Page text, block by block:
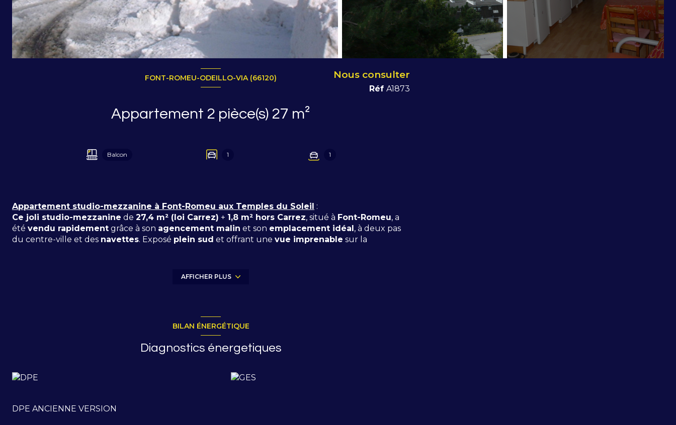
FONT-ROMEU-ODEILLO-VIA (66120)
Appartement 2 pièce(s) 27 m²
Balcon 1 1
Nous consulter
Réf A1873
Appartement studio-mezzanine à Font-Romeu aux Temples du Soleil :
Ce joli studio-mezzanine de 27,4 m² (loi Carrez) + 1,8 m² hors Carrez, situé à Font-Romeu, a
été vendu rapidement grâce à son agencement malin et son emplacement idéal , à deux pas
du centre-ville et des navettes. Exposé plein sud et offrant une vue imprenable sur la
, cet appartement se prêtait parfaitement à une
AFFICHER PLUS
BILAN ÉNERGÉTIQUE
Diagnostics énergetiques
DPE ANCIENNE VERSION